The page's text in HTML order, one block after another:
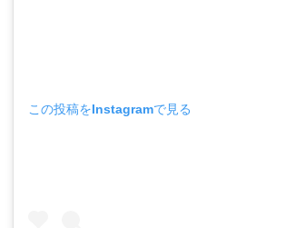
この投稿をInstagramで見る